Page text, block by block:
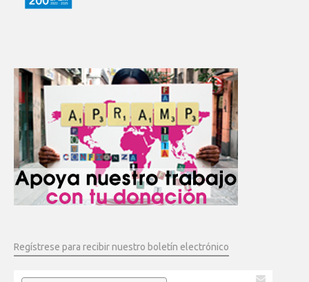
Regístrese para recibir nuestro boletín electrónico